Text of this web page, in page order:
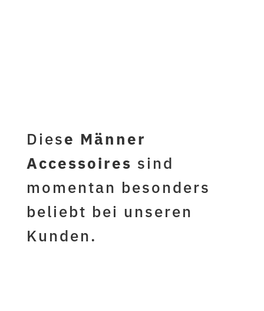
Diese Männer
Accessoires sind
momentan besonders
beliebt bei unseren
Kunden.